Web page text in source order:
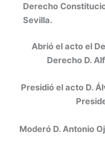
Derecho
Sevilla.
Abrió el acto el
Derecho D.
Presidió el acto D.
Moderó D. Antonio